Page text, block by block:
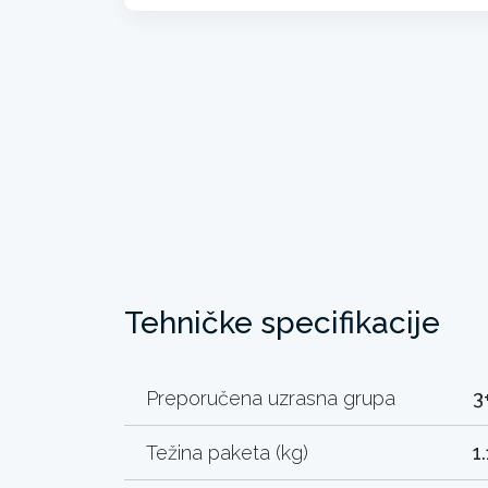
Tehničke specifikacije
Preporučena uzrasna grupa
Težina paketa (kg)